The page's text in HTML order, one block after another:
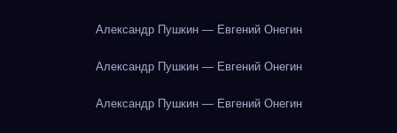
Александр Пушкин — Евгений Онегин
Александр Пушкин — Евгений Онегин
Александр Пушкин — Евгений Онегин